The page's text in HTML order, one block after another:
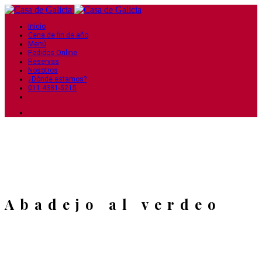
Inicio
Cena de fin de año
Menú
Pedidos Online
Reservas
Nosotros
¿Dónde estamos?
011 4381-5215
Abadejo al verdeo